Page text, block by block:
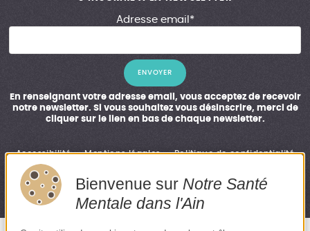
Adresse email*
En renseignant votre adresse email, vous acceptez de recevoir
notre newsletter. Si vous souhaitez vous désinscrire, merci de
cliquer sur le lien en bas de chaque newsletter.
Accessibilité Mentions légales Politique de confidentialité
CRÉATION SITE INTERNET EMERGENCE GRAPHIQUE
Bienvenue sur Notre Santé
Mentale dans l'Ain